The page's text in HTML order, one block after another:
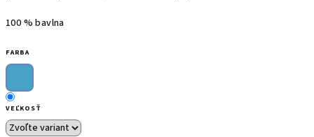
100 % bavlna
FARBA
VEĽKOSŤ